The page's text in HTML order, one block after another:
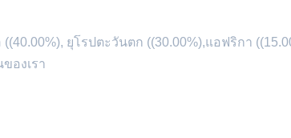
ยุโรปตะวันตก ((30.00%),แอฟริกา
องเรา